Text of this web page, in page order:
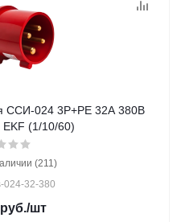
ССИ-024 3Р+РЕ 32А 380В
красный IP44 EKF (1/10/60)
(211)
024-32-380
/шт